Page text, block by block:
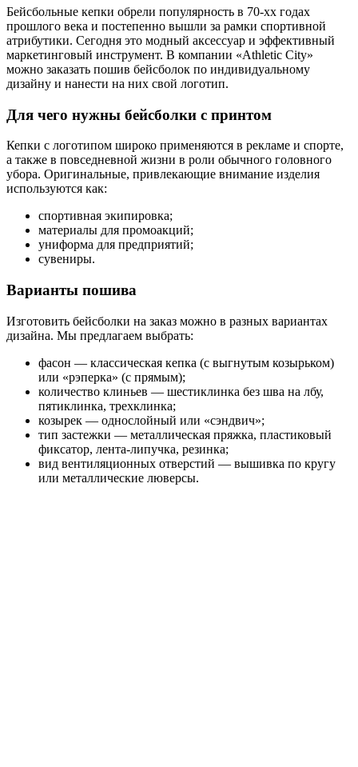
Бейсбольные кепки обрели популярность в 70-хх годах
прошлого века и постепенно вышли за рамки спортивной
атрибутики. Сегодня это модный аксессуар и эффективный
маркетинговый инструмент. В компании «Athletic City»
можно заказать пошив бейсболок по индивидуальному
дизайну и нанести на них свой логотип.
Для чего нужны бейсболки с принтом
Кепки с логотипом широко применяются в рекламе и спорте,
а также в повседневной жизни в роли обычного головного
убора. Оригинальные, привлекающие внимание изделия
используются как:
спортивная экипировка;
материалы для промоакций;
униформа для предприятий;
сувениры.
Варианты пошива
Изготовить бейсболки на заказ можно в разных вариантах
дизайна. Мы предлагаем выбрать:
фасон — классическая кепка (с выгнутым козырьком)
или «рэперка» (с прямым);
количество клиньев — шестиклинка без шва на лбу,
пятиклинка, трехклинка;
козырек — однослойный или «сэндвич»;
тип застежки — металлическая пряжка, пластиковый
фиксатор, лента-липучка, резинка;
вид вентиляционных отверстий — вышивка по кругу
или металлические люверсы.